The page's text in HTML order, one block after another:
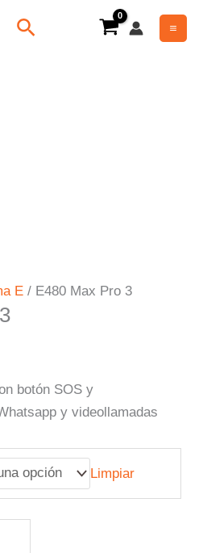
Buscar
E / E480 Max Pro 3
botón SOS y
y videollamadas
Limpiar